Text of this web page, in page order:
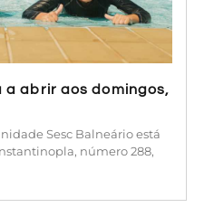
a abrir aos domingos,
Sesc Balneário está
número 288,